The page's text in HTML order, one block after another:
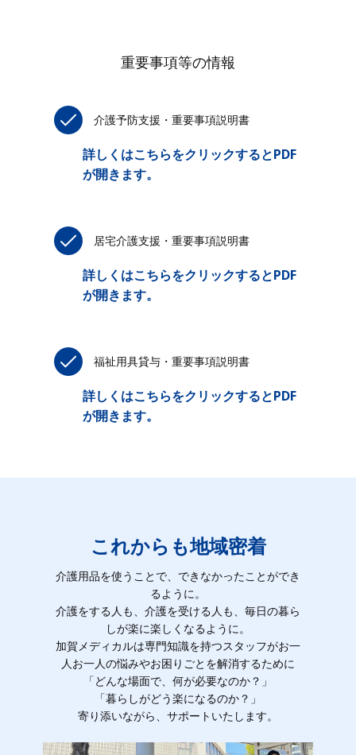
重要事項等の情報
介護予防支援・重要事項説明書
詳しくはこちらをクリックするとPDF
が開きます。
居宅介護支援・重要事項説明書
詳しくはこちらをクリックするとPDF
が開きます。
福祉用具貸与・重要事項説明書
詳しくはこちらをクリックするとPDF
が開きます。
これからも地域密着
介護用品を使うことで、できなかったことができ
るように。
介護をする人も、介護を受ける人も、毎日の暮ら
しが楽に楽しくなるように。
加賀メディカルは専門知識を持つスタッフがお一
人お一人の悩みやお困りごとを解消するために
「どんな場面で、何が必要なのか？」
「暮らしがどう楽になるのか？」
寄り添いながら、サポートいたします。